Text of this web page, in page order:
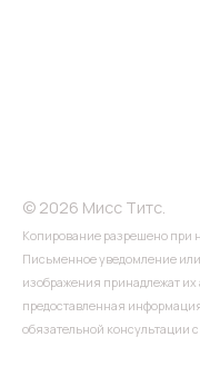
© 2026 Мисс Титс.
Копирование разрешено при
Письменное уведомление
изображения принадлежат
предоставленная
обязательной консультации